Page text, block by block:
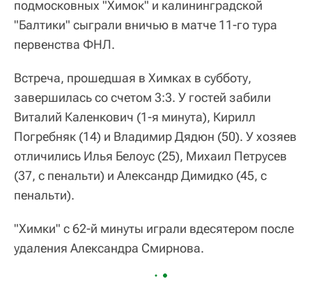
подмосковных "Химок" и калининградской
"Балтики" сыграли вничью в матче 11-го тура
первенства ФНЛ.
Встреча, прошедшая в Химках в субботу,
завершилась со счетом 3:3. У гостей забили
Виталий Каленкович (1-я минута), Кирилл
Погребняк (14) и Владимир Дядюн (50). У хозяев
отличились Илья Белоус (25), Михаил Петрусев
(37, с пенальти) и Александр Димидко (45, с
пенальти).
"Химки" с 62-й минуты играли вдесятером после
удаления Александра Смирнова.